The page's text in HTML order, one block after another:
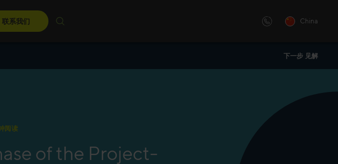
了解更多
麦古利国际在中国
联系我们 China
下一步 见解
阅读
of the Project-